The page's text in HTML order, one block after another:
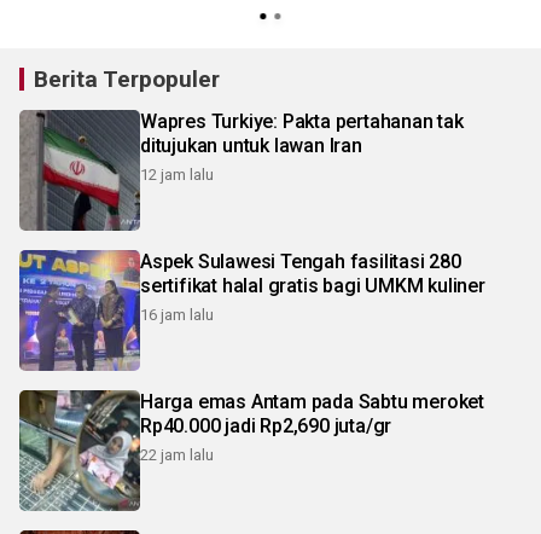
Berita Terpopuler
Wapres Turkiye: Pakta pertahanan tak
ditujukan untuk lawan Iran
12 jam lalu
Aspek Sulawesi Tengah fasilitasi 280
sertifikat halal gratis bagi UMKM kuliner
16 jam lalu
Harga emas Antam pada Sabtu meroket
Rp40.000 jadi Rp2,690 juta/gr
22 jam lalu